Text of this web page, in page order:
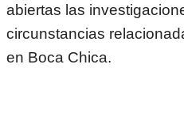
abiertas las
circunstancias
en Boca Chica.